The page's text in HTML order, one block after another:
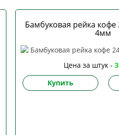
Бамбуковая рейка
4мм
Цена за штук -
Купить